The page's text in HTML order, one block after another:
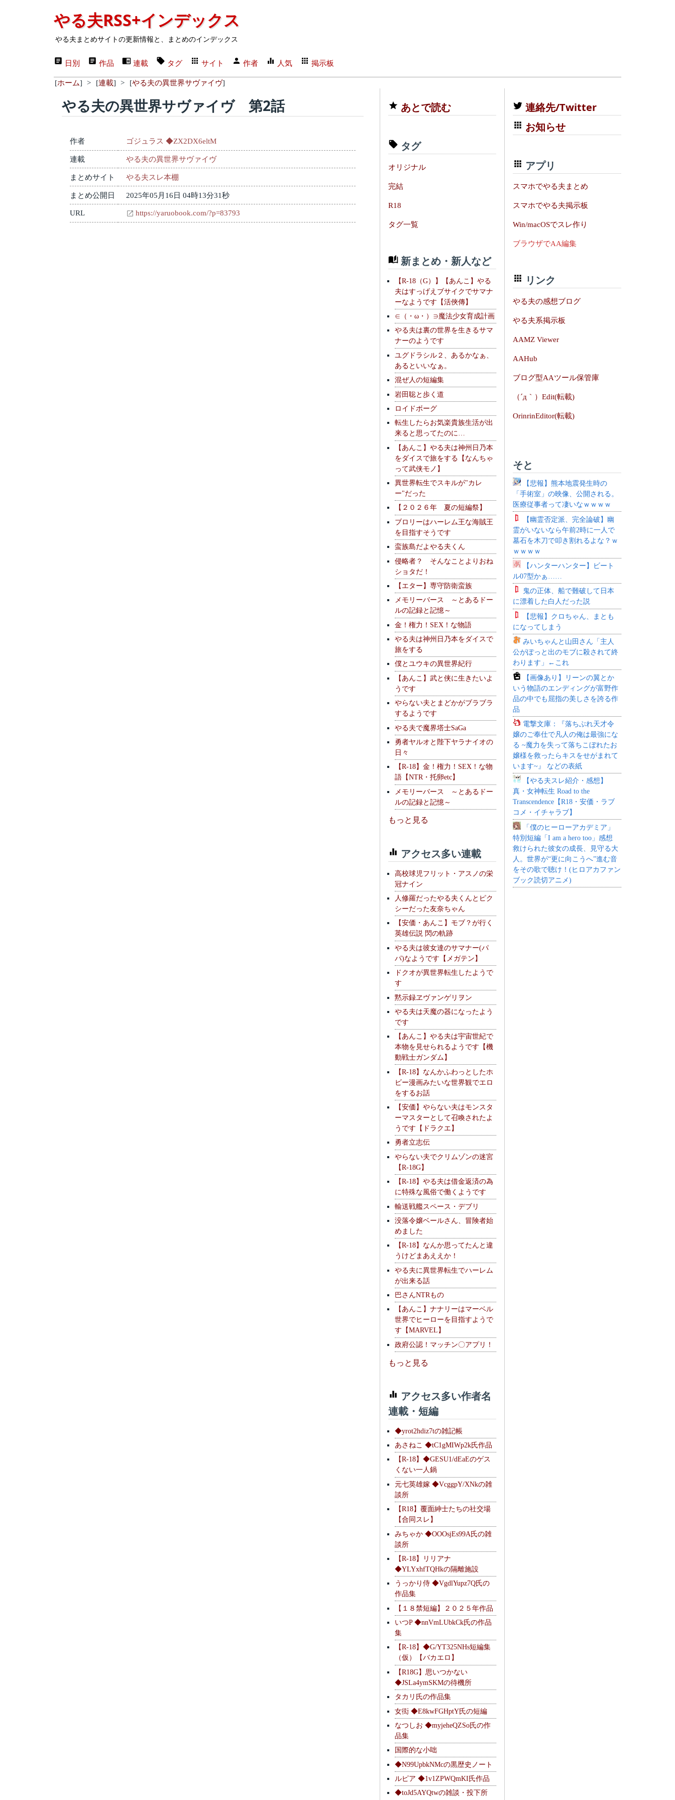
やる夫RSS+インデックス
やる夫まとめサイトの更新情報と、まとめのインデックス
日別 作品 連載 タグ サイト 作者 人気 掲示板
[ホーム] > [連載] > [やる夫の異世界サヴァイヴ]
やる夫の異世界サヴァイヴ 第2話
作者 ゴジュラス ◆ZX2DX6eltM
連載 やる夫の異世界サヴァイヴ
まとめサイト やる夫スレ本棚
まとめ公開日 2025年05月16日 04時13分31秒
URL https://yaruobook.com/?p=83793
あとで読む
タグ
オリジナル
完結
R18
タグ一覧
新まとめ・新人など
【R-18（G）】【あんこ】やる
夫はすっげえブサイクでサマナ
ーなようです【活俠傳】
∈（・ω・）∋魔法少女育成計画
やる夫は裏の世界を生きるサマ
ナーのようです
ユグドラシル２、あるかなぁ、
あるといいなぁ。
混ぜ人の短編集
岩田聡と歩く道
ロイドボーグ
転生したらお気楽貴族生活が出
来ると思ってたのに…
【あんこ】やる夫は神州日乃本
をダイスで旅をする【なんちゃ
って武侠モノ】
異世界転生でスキルが"カレ
ー"だった
【２０２６年 夏の短編祭】
ブロリーはハーレム王な海賊王
を目指すそうです
蛮族島だよやる夫くん
侵略者？ そんなことよりおね
ショタだ！
【エター】専守防衛蛮族
メモリーバース ～とあるドー
ルの記録と記憶～
金！権力！SEX！な物語
やる夫は神州日乃本をダイスで
旅をする
僕とユウキの異世界紀行
【あんこ】武と侠に生きたいよ
うです
やらない夫とまどかがブラブラ
するようです
やる夫で魔界塔士SaGa
勇者ヤルオと陛下ヤラナイオの
日々
【R-18】金！権力！SEX！な物
語【NTR・托卵etc】
メモリーバース ～とあるドー
ルの記録と記憶～
もっと見る
アクセス多い連載
高校球児フリット・アスノの栄
冠ナイン
人修羅だったやる夫くんとピク
シーだった友奈ちゃん
【安価・あんこ】モブ？が行く
英雄伝説 閃の軌跡
やる夫は彼女達のサマナー(パ
パ)なようです【メガテン】
ドクオが異世界転生したようで
す
黙示録ヱヴァンゲリヲン
やる夫は天魔の器になったよう
です
【あんこ】やる夫は宇宙世紀で
本物を見せられるようです【機
動戦士ガンダム】
【R-18】なんかふわっとしたホ
ビー漫画みたいな世界観でエロ
をするお話
【安価】やらない夫はモンスタ
ーマスターとして召喚されたよ
うです【ドラクエ】
勇者立志伝
やらない夫でクリムゾンの迷宮
【R-18G】
【R-18】やる夫は借金返済の為
に特殊な風俗で働くようです
輸送戦艦スペース・デブリ
没落令嬢ベールさん、冒険者始
めました
【R-18】なんか思ってたんと違
うけどまあええか！
やる夫に異世界転生でハーレム
が出来る話
巴さんNTRもの
【あんこ】ナナリーはマーベル
世界でヒーローを目指すようで
す【MARVEL】
政府公認！マッチン〇アプリ！
もっと見る
アクセス多い作者名
連載・短編
◆yrot2hdiz7tの雑記帳
あさねこ ◆tC1gMIWp2k氏作品
【R-18】◆GESU1/dEaEのゲス
くない一人鍋
元七英雄嫁 ◆VcggpY/XNkの雑
談所
【R18】覆面紳士たちの社交場
【合同スレ】
みちゃか ◆OOOsjEs99A氏の雑
談所
【R-18】リリアナ
◆YLYxhfTQHkの隔離施設
うっかり侍 ◆VgdlYupz7Q氏の
作品集
【１８禁短編】２０２５年作品
いつP ◆nnVmLUbkCk氏の作品
集
【R-18】◆G/YT325NHs短編集
（仮）【バカエロ】
【R18G】思いつかない
◆JSLa4ymSKMの待機所
タカリ氏の作品集
女衒 ◆E8kwFGHptY氏の短編
なつしお ◆myjeheQZSo氏の作
品集
国際的な小咄
◆N99UpbkNMcの黒歴史ノート
ルピア ◆1v1ZPWQmKI氏作品
◆toJd5AYQtwの雑談・投下所
連絡先/Twitter
お知らせ
アプリ
スマホでやる夫まとめ
スマホでやる夫掲示板
Win/macOSでスレ作り
ブラウザでAA編集
リンク
やる夫の感想ブログ
やる夫系掲示板
AAMZ Viewer
AAHub
ブログ型AAツール保管庫
（´д｀）Edit(転載)
OrinrinEditor(転載)
そと
【悲報】熊本地震発生時の
「手術室」の映像、公開される。
医療従事者って凄いなｗｗｗｗ
【幽霊否定派、完全論破】幽
霊がいないなら午前2時に一人で
墓石を木刀で叩き割れるよな？ｗ
ｗｗｗｗ
【ハンターハンター】ビート
ル07型かぁ……
鬼の正体、船で難破して日本
に漂着した白人だった説
【悲報】クロちゃん、まとも
になってしまう
みいちゃんと山田さん「主人
公がぽっと出のモブに殺されて終
わります」←これ
【画像あり】リーンの翼とか
いう物語のエンディングが富野作
品の中でも屈指の美しさを誇る作
品
電撃文庫：『落ちぶれ天才令
嬢のご奉仕で凡人の俺は最強にな
る ~魔力を失って落ちこぼれたお
嬢様を救ったらキスをせがまれて
います~』 などの表紙
【やる夫スレ紹介・感想】
真・女神転生 Road to the
Transcendence【R18・安価・ラブ
コメ・イチャラブ】
「僕のヒーローアカデミア」
特別短編「I am a hero too」感想
救けられた彼女の成長、見守る大
人。世界が“更に向こうへ”進む音
をその歌で聴け！(ヒロアカファン
ブック読切アニメ)